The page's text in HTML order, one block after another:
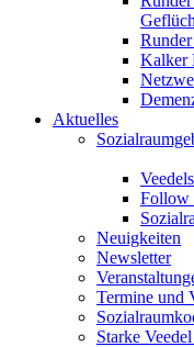
Kalker
Aktuelles
Follow
Neuigkeiten
Newsletter
Termine und
Starke